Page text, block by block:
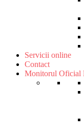
Servicii online
Contact
Monitorul Oficial